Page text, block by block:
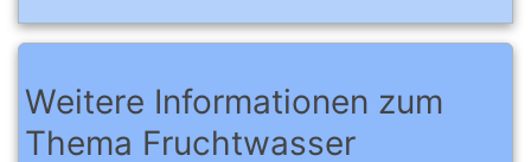
Weitere Informationen zum
Thema Fruchtwasser